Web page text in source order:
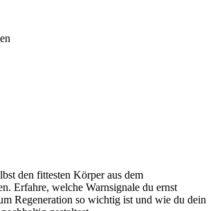
den fittesten Körper aus dem
Erfahre, welche Warnsignale du ernst
Regeneration so wichtig ist und wie du dein